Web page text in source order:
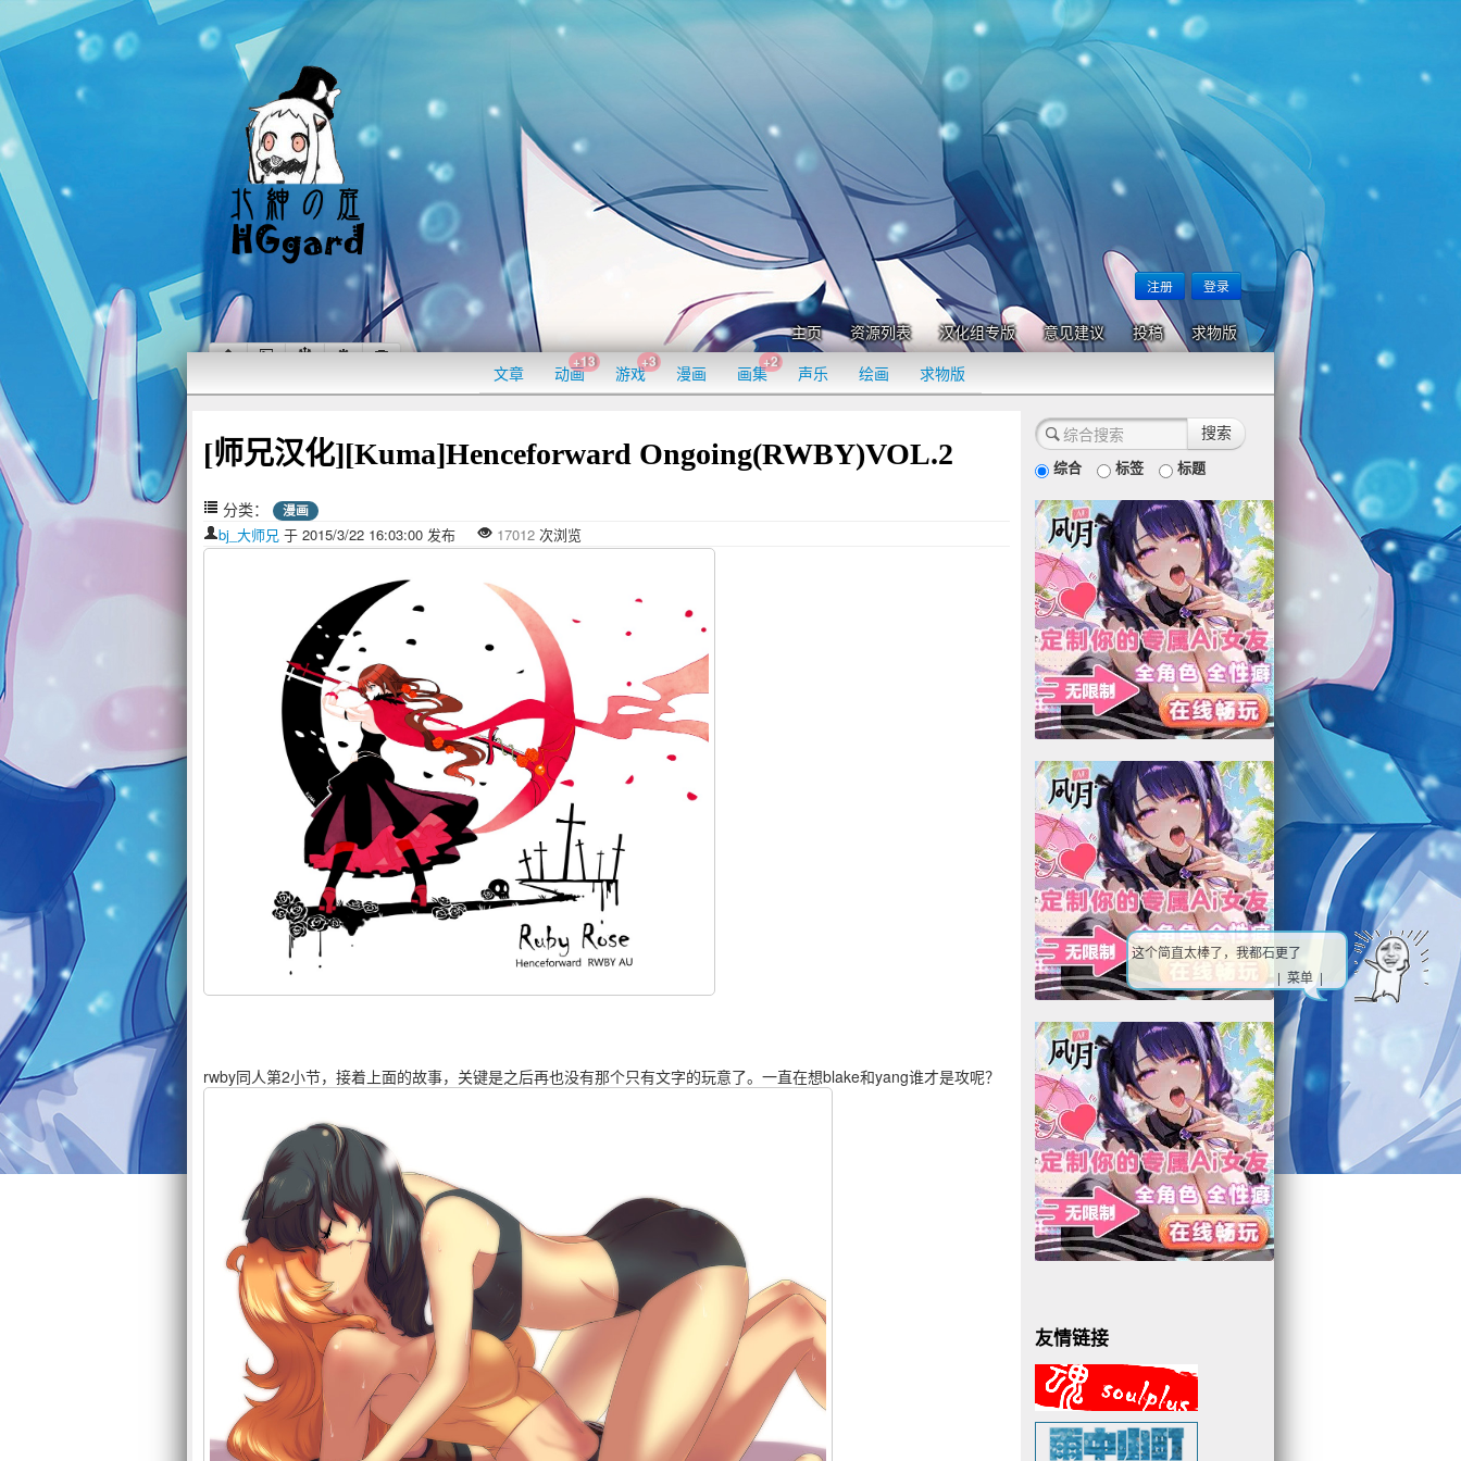
注册 登录
主页 资源列表 汉化组专版 意见建议 投稿 求物版
文章 动画
+13
游戏
+3
漫画 画集
+2
声乐 绘画 求物版
[师兄汉化][Kuma]Henceforward Ongoing(RWBY)VOL.2
分类： 漫画
bj_大师兄 于 2015/3/22 16:03:00 发布 17012 次浏览
rwby同人第2小节，接着上面的故事，关键是之后再也没有那个只有文字的玩意了。一直在想blake和yang谁才是攻呢？
综合 标签 标题
友情链接
小撸怡情，大撸伤身！
| 菜单 |